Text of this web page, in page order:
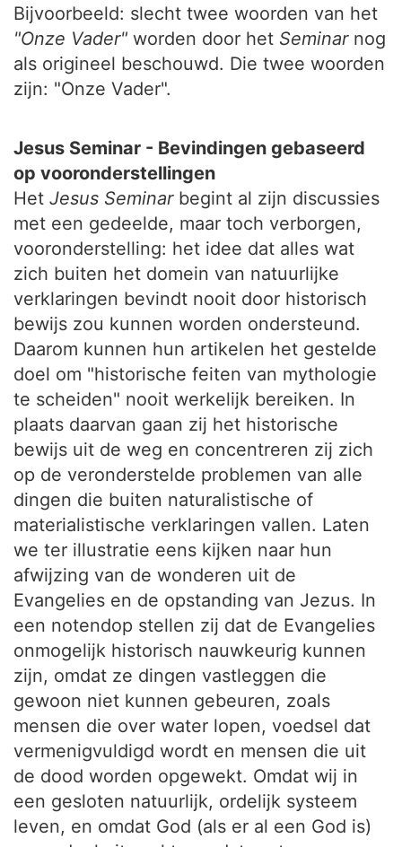
Bijvoorbeeld: slecht twee woorden van het
"Onze Vader" worden door het Seminarnog
als origineel beschouwd. Die twee woorden
zijn: "Onze Vader".
Jesus Seminar - Bevindingen gebaseerd
op vooronderstellingen
Het Jesus Seminarbegint al zijn discussies
met een gedeelde, maar toch verborgen,
vooronderstelling: het idee dat alles wat
zich buiten het domein van natuurlijke
verklaringen bevindt nooit door historisch
bewijs zou kunnen worden ondersteund.
Daarom kunnen hun artikelen het gestelde
doel om "historische feiten van mythologie
te scheiden" nooit werkelijk bereiken. In
plaats daarvan gaan zij het historische
bewijs uit de weg en concentreren zij zich
op de veronderstelde problemen van alle
dingen die buiten naturalistische of
materialistische verklaringen vallen. Laten
we ter illustratie eens kijken naar hun
afwijzing van de wonderen uit de
Evangelies en de opstanding van Jezus. In
een notendop stellen zij dat de Evangelies
onmogelijk historisch nauwkeurig kunnen
zijn, omdat ze dingen vastleggen die
gewoon niet kunnen gebeuren, zoals
mensen die over water lopen, voedsel dat
vermenigvuldigd wordt en mensen die uit
de dood worden opgewekt. Omdat wij in
een gesloten natuurlijk, ordelijk systeem
leven, en omdat God (als er al een God is)